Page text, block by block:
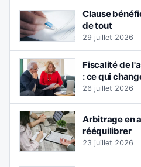
Clause
de tout
29 juillet 2026
Fiscalité de
: ce qui
26 juillet 2026
Arbitrage en
rééquilibrer
23 juillet 2026